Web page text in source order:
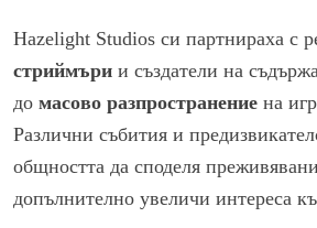
Hazelight Studios си партнираха с
стриймъри и създатели на
до масово разпространение на
Различни събития и
общността да споделя
допълнително увеличи интереса